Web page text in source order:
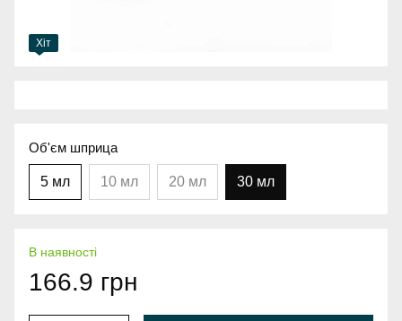
Хіт
Об'єм шприца
5 мл 10 мл 20 мл 30 мл
В наявності
166.9 грн